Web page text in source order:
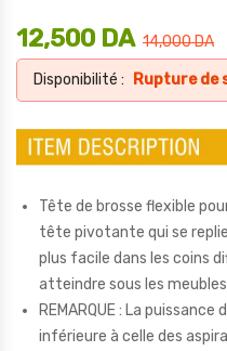
14,000DA
12,500 DA
Disponibilité : Rupture de
Tête de brosse flexible
tête pivotante qui se
plus facile dans les coins
atteindre sous les
REMARQUE : La
inférieure à celle des